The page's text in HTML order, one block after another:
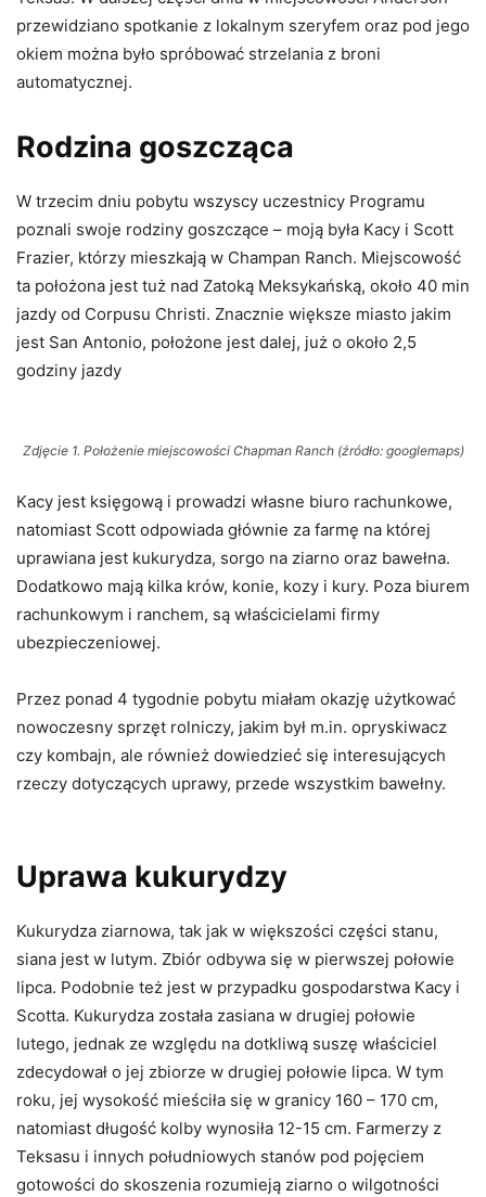
przewidziano spotkanie z lokalnym szeryfem oraz pod jego
okiem można było spróbować strzelania z broni
automatycznej.
Rodzina goszcząca
W trzecim dniu pobytu wszyscy uczestnicy Programu
poznali swoje rodziny goszczące – moją była Kacy i Scott
Frazier, którzy mieszkają w Champan Ranch. Miejscowość
ta położona jest tuż nad Zatoką Meksykańską, około 40 min
jazdy od Corpusu Christi. Znacznie większe miasto jakim
jest San Antonio, położone jest dalej, już o około 2,5
godziny jazdy
Zdjęcie 1. Położenie miejscowości Chapman Ranch (źródło: googlemaps)
Kacy jest księgową i prowadzi własne biuro rachunkowe,
natomiast Scott odpowiada głównie za farmę na której
uprawiana jest kukurydza, sorgo na ziarno oraz bawełna.
Dodatkowo mają kilka krów, konie, kozy i kury. Poza biurem
rachunkowym i ranchem, są właścicielami firmy
ubezpieczeniowej.
Przez ponad 4 tygodnie pobytu miałam okazję użytkować
nowoczesny sprzęt rolniczy, jakim był m.in. opryskiwacz
czy kombajn, ale również dowiedzieć się interesujących
rzeczy dotyczących uprawy, przede wszystkim bawełny.
Uprawa kukurydzy
Kukurydza ziarnowa, tak jak w większości części stanu,
siana jest w lutym. Zbiór odbywa się w pierwszej połowie
lipca. Podobnie też jest w przypadku gospodarstwa Kacy i
Scotta. Kukurydza została zasiana w drugiej połowie
lutego, jednak ze względu na dotkliwą suszę właściciel
zdecydował o jej zbiorze w drugiej połowie lipca. W tym
roku, jej wysokość mieściła się w granicy 160 – 170 cm,
natomiast długość kolby wynosiła 12-15 cm. Farmerzy z
Teksasu i innych południowych stanów pod pojęciem
gotowości do skoszenia rozumieją ziarno o wilgotności